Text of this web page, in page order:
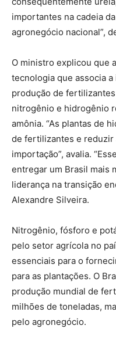
importantes na cadeia
agronegócio nacional”,
O ministro explicou que
tecnologia que associa
produção de
nitrogênio e hidrogênio
amônia. “As plantas de
de fertilizantes e reduzir
importação”, avalia.
entregar um Brasil mais
liderança na transição
Alexandre Silveira.
Nitrogênio, fósforo e
pelo setor agrícola no
essenciais para o
para as plantações. O
produção mundial de
milhões de toneladas,
pelo agronegócio.